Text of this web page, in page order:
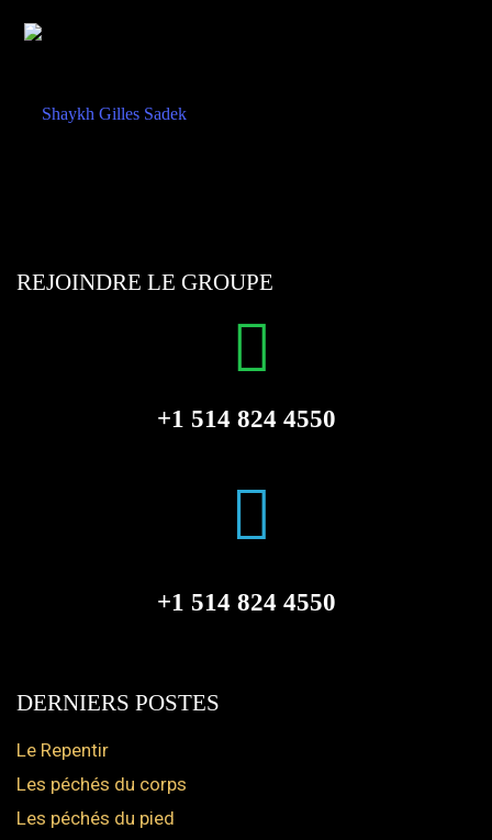
REJOINDRE LE GROUPE
+1 514 824 4550
+1 514 824 4550
DERNIERS POSTES
Le Repentir
Les péchés du corps
Les péchés du pied